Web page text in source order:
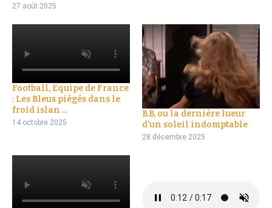
27 août 2025
Football, Equipe de France
: Les Bleus piégés dans le
froid islan ...
14 octobre 2025
B.B, ou la dernière lueur
d’un soleil indomptable
28 décembre 2025